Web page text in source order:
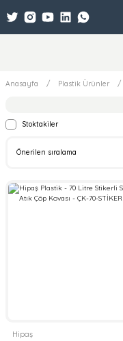
Anasayfa Plastik Ürünler
Stoktakiler
Hipaş